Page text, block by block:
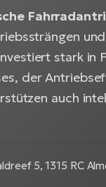
stark
der
auch
5, 1315 RC